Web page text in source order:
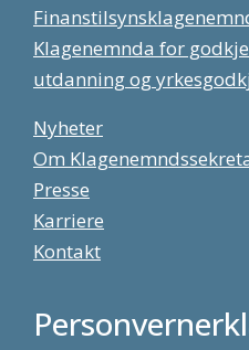
Klagenemnda for
utdanning og
Nyheter
Om
Presse
Karriere
Kontakt